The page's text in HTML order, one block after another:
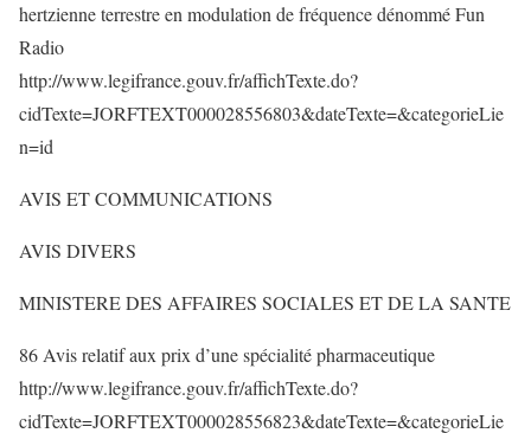
hertzienne terrestre en modulation de fréquence dénommé Fun
Radio
http://www.legifrance.gouv.fr/affichTexte.do?
cidTexte=JORFTEXT000028556803&dateTexte=&categorieLie
n=id
AVIS ET COMMUNICATIONS
AVIS DIVERS
MINISTERE DES AFFAIRES SOCIALES ET DE LA SANTE
86 Avis relatif aux prix d’une spécialité pharmaceutique
http://www.legifrance.gouv.fr/affichTexte.do?
cidTexte=JORFTEXT000028556823&dateTexte=&categorieLie